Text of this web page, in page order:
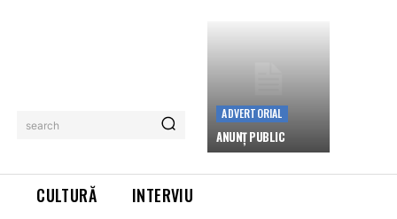
search
ADVERTORIAL
ANUNȚ PUBLIC
CULTURĂ INTERVIU